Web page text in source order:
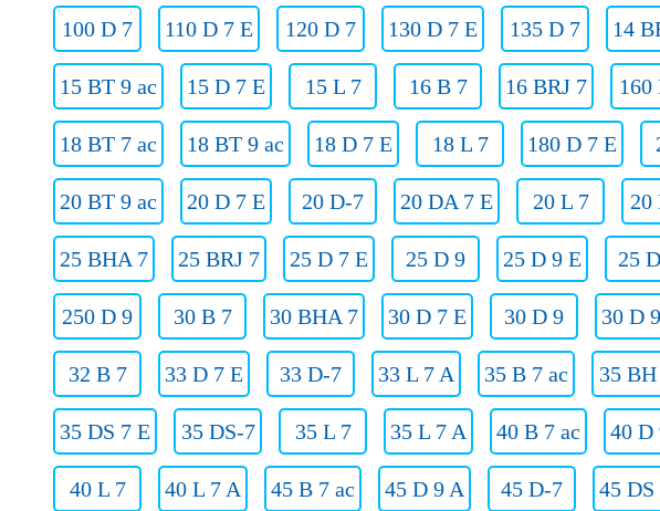
100 D 7
110 D 7 E 120 D 7 130 D 7 E 135 D 7 14
15 BT 9 ac 15 D 7 E 15 L 7 16 B 7 16 BRJ 7 160
18 BT 7 ac 18 BT 9 ac 18 D 7 E 18 L 7 180 D 7 E
20 BT 9 ac 20 D 7 E 20 D-7 20 DA 7 E 20 L 7 20
25 BHA 7 25 BRJ 7 25 D 7 E 25 D 9 25 D 9 E 25
250 D 9 30 B 7 30 BHA 7 30 D 7 E 30 D 9 30 D
32 B 7 33 D 7 E 33 D-7 33 L 7 A 35 B 7 ac 35
35 DS 7 E 35 DS-7 35 L 7 35 L 7 A 40 B 7 ac 40 D
40 L 7 40 L 7 A 45 B 7 ac 45 D 9 A 45 D-7 45 DS